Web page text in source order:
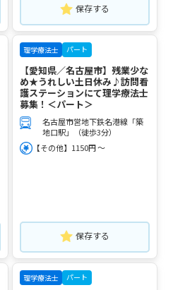
保存する
理学療法士 パート
【愛知県／名古屋市】残業少な
め★うれしい土日休み♪訪問看
護ステーションにて理学療法士
募集！＜パート＞
名古屋市営地下鉄名港線「築
地口駅」（徒歩3分）
【その他】1150円 ～
保存する
理学療法士 パート